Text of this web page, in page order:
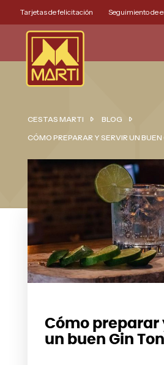
Tarjetas de felicitación Seguimiento de
CESTAS MARTI
BLOG
CÓMO PREPARAR Y SERVIR UN
Cómo preparar
un buen Gin